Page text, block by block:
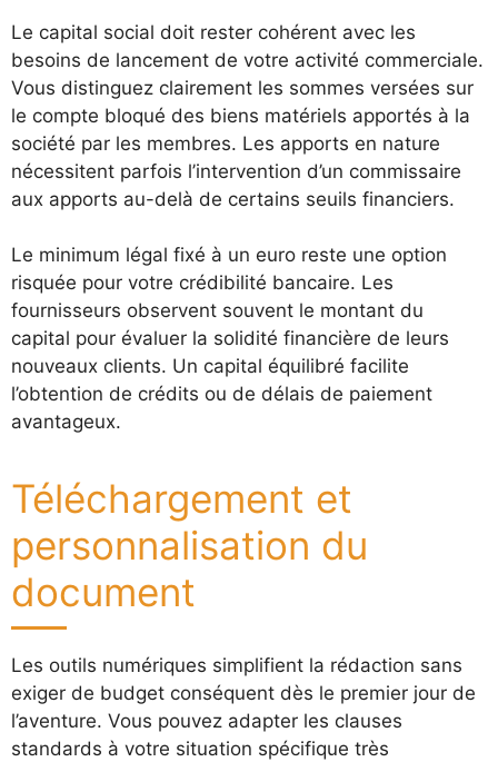
Le capital social doit rester cohérent avec les
besoins de lancement de votre activité commerciale.
Vous distinguez clairement les sommes versées sur
le compte bloqué des biens matériels apportés à la
société par les membres. Les apports en nature
nécessitent parfois l’intervention d’un commissaire
aux apports au-delà de certains seuils financiers.
Le minimum légal fixé à un euro reste une option
risquée pour votre crédibilité bancaire. Les
fournisseurs observent souvent le montant du
capital pour évaluer la solidité financière de leurs
nouveaux clients. Un capital équilibré facilite
l’obtention de crédits ou de délais de paiement
avantageux.
Téléchargement et
personnalisation du
document
Les outils numériques simplifient la rédaction sans
exiger de budget conséquent dès le premier jour de
l’aventure. Vous pouvez adapter les clauses
standards à votre situation spécifique très